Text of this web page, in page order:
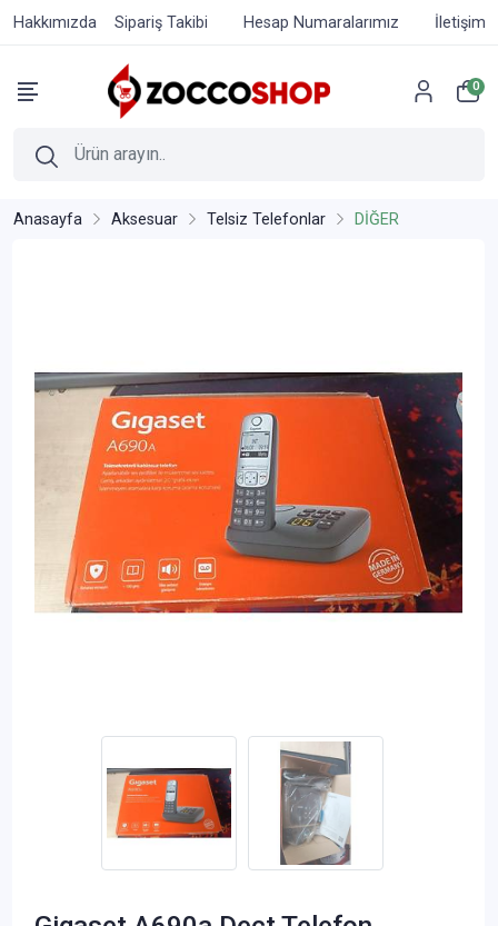
Hakkımızda Sipariş Takibi Hesap Numaralarımız İletişim
0
Anasayfa Aksesuar Telsiz Telefonlar DİĞER